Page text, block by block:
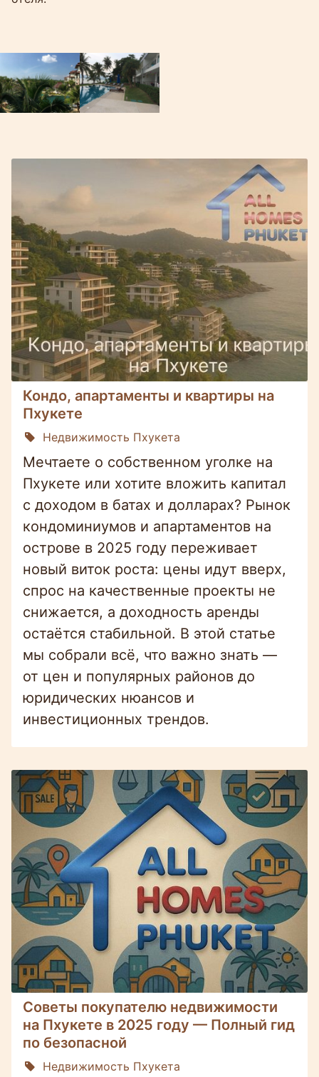
Кондо, апартаменты и квартиры на
Пхукете
Недвижимость Пхукета
Мечтаете о собственном уголке на
Пхукете или хотите вложить капитал
с доходом в батах и долларах? Рынок
кондоминиумов и апартаментов на
острове в 2025 году переживает
новый виток роста: цены идут вверх,
спрос на качественные проекты не
снижается, а доходность аренды
остаётся стабильной. В этой статье
мы собрали всё, что важно знать —
от цен и популярных районов до
юридических нюансов и
инвестиционных трендов.
Советы покупателю недвижимости
на Пхукете в 2025 году — Полный гид
по безопасной
Недвижимость Пхукета